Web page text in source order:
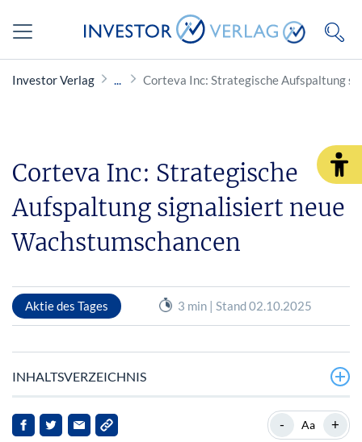
Investor Verlag Corteva Inc: Strategische Aufspaltung
Corteva Inc: Strategische
Aufspaltung signalisiert neue
Wachstumschancen
Aktie des Tages 3 min | Stand 02.10.2025
INHALTSVERZEICHNIS
Was bedeutet die Aufspaltung für die Zukunft von
Corteva?
- Aa +